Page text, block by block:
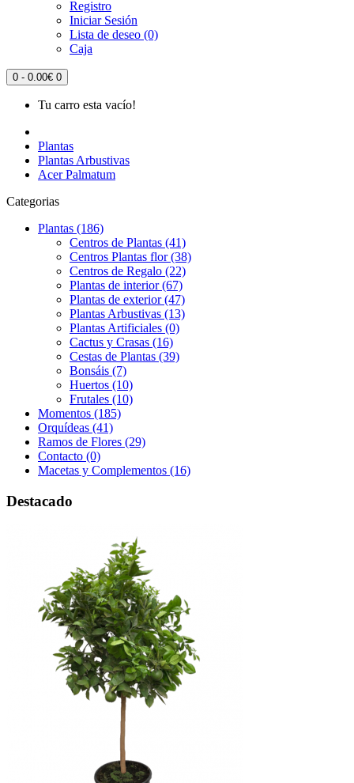
Registro
Iniciar Sesión
Lista de deseo (0)
Caja
0 - 0.00€ 0
Tu carro esta vacío!
Plantas
Plantas Arbustivas
Acer Palmatum
Categorias
Plantas (186)
Centros de Plantas (41)
Centros Plantas flor (38)
Centros de Regalo (22)
Plantas de interior (67)
Plantas de exterior (47)
Plantas Arbustivas (13)
Plantas Artificiales (0)
Cactus y Crasas (16)
Cestas de Plantas (39)
Bonsáis (7)
Huertos (10)
Frutales (10)
Momentos (185)
Orquídeas (41)
Ramos de Flores (29)
Contacto (0)
Macetas y Complementos (16)
Destacado